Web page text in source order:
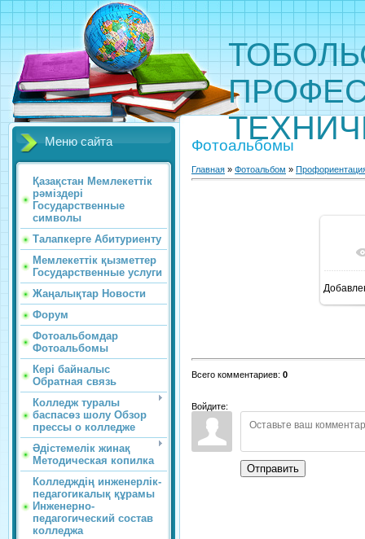
Меню сайта
Қазақстан Мемлекеттік
рәміздері
Государственные
символы
Талапкерге Абитуриенту
Мемлекеттік қызметтер
Государственные услуги
Жаңалықтар Новости
Форум
Фотоальбомдар
Фотоальбомы
Кері байналыс
Обратная связь
Колледж туралы
баспасөз шолу Обзор
прессы о колледже
Әдістемелік жинақ
Методическая копилка
Колледждің инженерлік-
педагогикалық құрамы
Инженерно-
педагогический состав
колледжа
Фотоальбомы
Главная » Фотоальбом »
Всего комментариев: 0
Войдите:
Отправить